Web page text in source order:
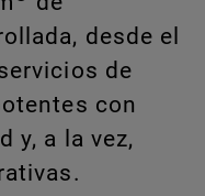
desde el
de
con
y, a la vez,